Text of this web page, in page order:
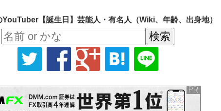
【誕生日】芸能人・有名人（Wiki、年齢、出身地）